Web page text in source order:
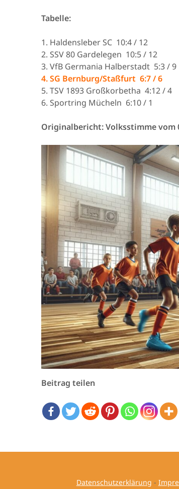
Tabelle:
1. Haldensleber SC 10:4 / 12
2. SSV 80 Gardelegen 10:5 / 12
3. VfB Germania Halberstadt 5:3 / 9
4. SG Bernburg/Staßfurt 6:7 / 6
5. TSV 1893 Großkorbetha 4:12 / 4
6. Sportring Mücheln 6:10 / 1
Originalbericht: Volksstimme vom
Beitrag teilen
Datenschutzerklärung -